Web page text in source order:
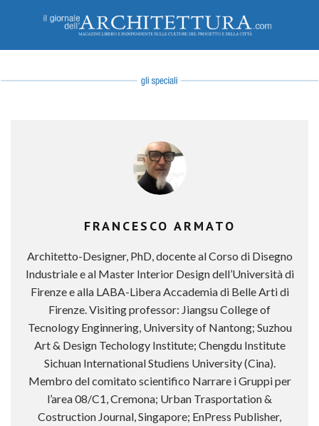
FRANCESCO ARMATO
Architetto-Designer, PhD, docente al Corso di Disegno
Industriale e al Master Interior Design dell’Università di
Firenze e alla LABA-Libera Accademia di Belle Arti di
Firenze. Visiting professor: Jiangsu College of
Tecnology Enginnering, University of Nantong; Suzhou
Art & Design Techology Institute; Chengdu Institute
Sichuan International Studiens University (Cina).
Membro del comitato scientifico Narrare i Gruppi per
l’area 08/C1, Cremona; Urban Trasportation &
Costruction Journal, Singapore; EnPress Publisher,